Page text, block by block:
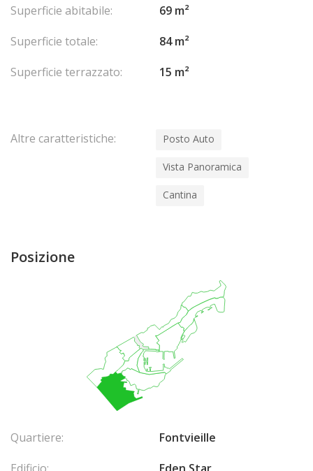
Superficie abitabile:
69 m²
Superficie totale:
84 m²
Superficie terrazzato:
15 m²
Altre caratteristiche: Posto Auto
Vista Panoramica
Cantina
Posizione
Quartiere:
Fontvieille